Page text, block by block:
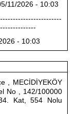
11/2026 - 10:03
- 10:03
, MECİDİYEKÖY
No , 142/100000
Kat, 554 Nolu